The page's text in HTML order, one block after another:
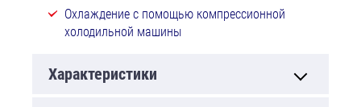
Охлаждение с помощью компрессионной
холодильной машины
Характеристики